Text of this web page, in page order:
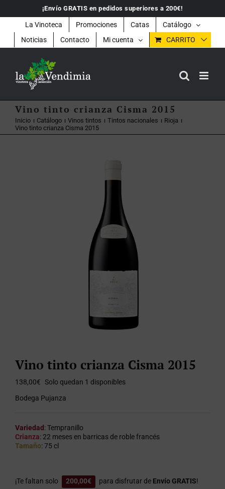
contenido
¡Envío GRATIS en pedidos superiores a 200€!
La Vinoteca Promociones Catas
Catálogo
Noticias
Contacto Mi cuenta CARRITO
Vino tinto crianza Cisma 2015
Inicio Catálogo Vinos tintos Tintos nacionales
Rioja
Vino tinto crianza Cisma 2015
Vino tinto crianza Cisma 2015
138,00€ Solo quedan 1 disponibles
Bodega Pujanza
Variedad : Tempranillo
Crianza: 22 meses en barricas de roble francés
Tamaño: 75 cl
¡Te faltan solo 200,00€ para disfrutar de Envío GRATIS!